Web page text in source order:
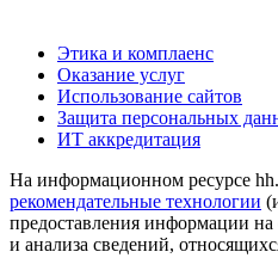
Этика и комплаенс
Оказание услуг
Использование сайтов
Защита персональных
ИТ аккредитация
На информационном ресурсе
рекомендательные технологии
предоставления информации на
и анализа сведений,